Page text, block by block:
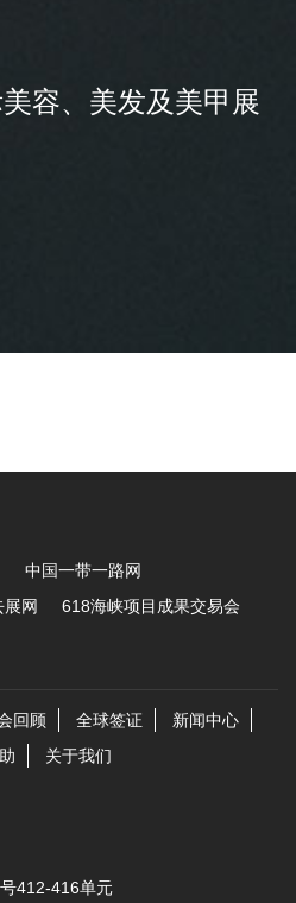
容、美发及美甲展
中国一带一路网
展网
618海峡项目成果交易会
回顾 全球签证
新闻中心
关于我们
412-416单元